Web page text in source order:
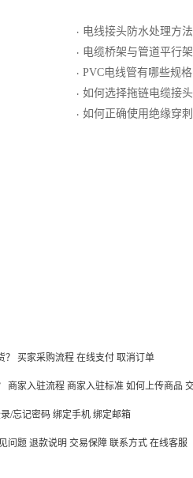
· 电线接头防水处理方法
· 电缆桥架与管道平行
· PVC电线管有哪些规格呢？PVC电
· 如何选择拖链电缆接头
· 如何正确使用绝缘穿
买家采购流程 在线支付 取消订单
商家入驻流程 商家入驻标准 如何上传商品
/忘记密码 绑定手机 绑定邮箱
问题 退款说明 交易保障 联系方式 在线客服